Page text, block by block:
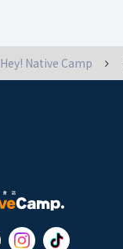
Hey! Native Camp